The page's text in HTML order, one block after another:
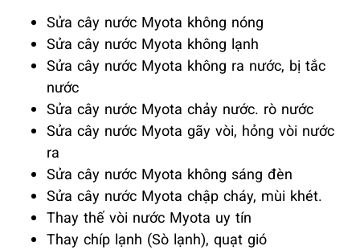
Sửa cây nước Myota không nóng
Sửa cây nước Myota không lạnh
Sửa cây nước Myota không ra nước, bị tắc
nước
Sửa cây nước Myota chảy nước. rò nước
Sửa cây nước Myota gãy vòi, hỏng vòi nước
ra
Sửa cây nước Myota không sáng đèn
Sửa cây nước Myota chập cháy, mùi khét.
Thay thế vòi nước Myota uy tín
Thay chíp lạnh (Sò lạnh), quạt gió